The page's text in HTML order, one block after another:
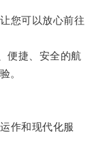
您可以放心前往
捷、安全的航
。
作和现代化服